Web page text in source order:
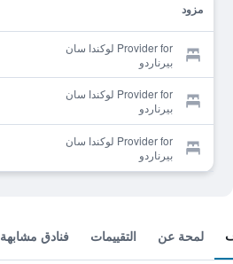
مزود
Provider for لوكندا سان
بيرناردو
Provider for لوكندا سان
بيرناردو
Provider for لوكندا سان
بيرناردو
لمحة عن التقييمات فنادق مشابهة